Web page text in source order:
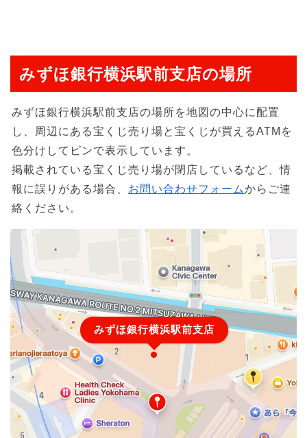
みずほ銀行横浜駅前支店の場所
みずほ銀行横浜駅前支店の場所を地図の中心に配置
し、周辺にある宝くじ売り場と宝くじが買えるATMを
色分けしてピンで表示しています。
掲載されている宝くじ売り場が閉店しているなど、情
報に誤りがある場合、 お問い合わせフォームからご連
絡ください。
みずほ銀行横浜駅前支店